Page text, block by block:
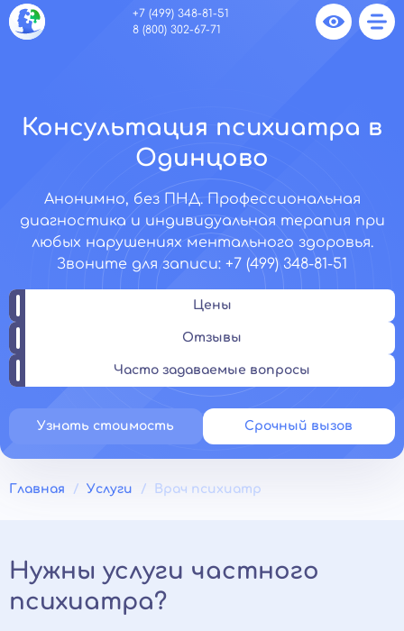
+7 (499) 348-81-51
8 (800) 302-67-71
Консультация психиатра в
Одинцово
Анонимно, без ПНД. Профессиональная
диагностика и индивидуальная терапия при
любых нарушениях ментального здоровья.
Звоните для записи: +7 (499) 348-81-51
Цены
Отзывы
Часто задаваемые вопросы
Узнать стоимость Срочный вызов
Главная Услуги Врач психиатр
Нужны услуги частного
психиатра?